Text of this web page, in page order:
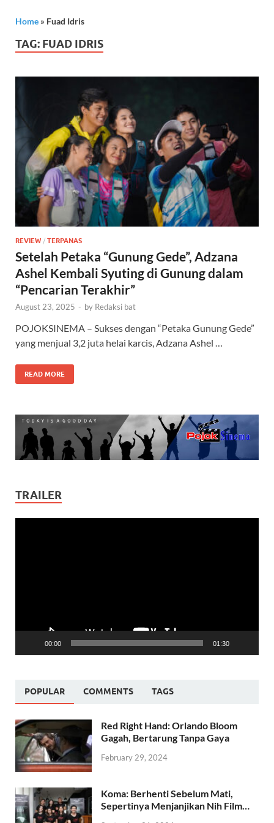
Home » Fuad Idris
TAG: FUAD IDRIS
REVIEW / TERPANAS
Setelah Petaka “Gunung Gede”, Adzana
Ashel Kembali Syuting di Gunung dalam
“Pencarian Terakhir”
August 23, 2025 - by Redaksi bat
POJOKSINEMA – Sukses dengan “Petaka Gunung Gede”
yang menjual 3,2 juta helai karcis, Adzana Ashel …
READ MORE
TRAILER
00:00 01:30
POPULAR COMMENTS TAGS
Red Right Hand: Orlando Bloom
Gagah, Bertarung Tanpa Gaya
February 29, 2024
Koma: Berhenti Sebelum Mati,
Sepertinya Menjanjikan Nih Film…